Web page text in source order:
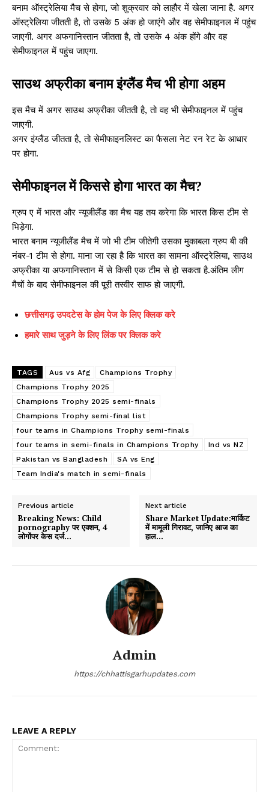
बनाम ऑस्ट्रेलिया मैच से होगा, जो शुक्रवार को लाहौर में खेला जाना है. अगर
ऑस्ट्रेलिया जीतती है, तो उसके 5 अंक हो जाएंगे और वह सेमीफाइनल में पहुंच
जाएगी. अगर अफगानिस्तान जीतता है, तो उसके 4 अंक होंगे और वह
सेमीफाइनल में पहुंच जाएगा.
साउथ अफ्रीका बनाम इंग्लैंड मैच भी होगा अहम
इस मैच में अगर साउथ अफ्रीका जीतती है, तो वह भी सेमीफाइनल में पहुंच
जाएगी.
अगर इंग्लैंड जीतता है, तो सेमीफाइनलिस्ट का फैसला नेट रन रेट के आधार
पर होगा.
सेमीफाइनल में किससे होगा भारत का मैच?
ग्रुप ए में भारत और न्यूजीलैंड का मैच यह तय करेगा कि भारत किस टीम से
भिड़ेगा.
भारत बनाम न्यूजीलैंड मैच में जो भी टीम जीतेगी उसका मुकाबला ग्रुप बी की
नंबर-1 टीम से होगा. माना जा रहा है कि भारत का सामना ऑस्ट्रेलिया, साउथ
अफ्रीका या अफगानिस्तान में से किसी एक टीम से हो सकता है.अंतिम लीग
मैचों के बाद सेमीफाइनल की पूरी तस्वीर साफ हो जाएगी.
छत्तीसगढ़ उपदटेस के होम पेज के लिए क्लिक करे
हमारे साथ जुड़ने के लिए लिंक पर क्लिक करे
TAGS Aus vs Afg
Champions Trophy
Champions Trophy 2025
Champions Trophy 2025 semi-finals
Champions Trophy semi-final list
four teams in Champions Trophy semi-finals
four teams in semi-finals in Champions Trophy
Ind vs NZ
Pakistan vs Bangladesh
SA vs Eng
Team India's match in semi-finals
Previous article
Breaking News: Child
pornography पर एक्शन, 4
लोगोंपर केस दर्ज…
Next article
Share Market Update:मार्किट
में मामूली गिरावट, जानिए आज का
हाल…
Admin
https://chhattisgarhupdates.com
LEAVE A REPLY